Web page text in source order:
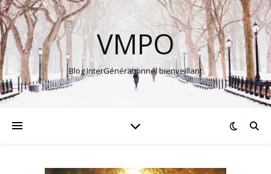
VMPO
Blog InterGénérationnel bienveillant